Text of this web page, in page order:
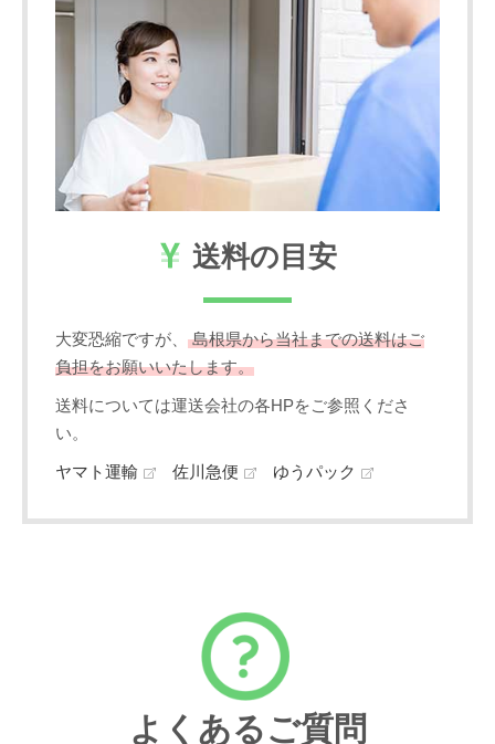
送料の目安
大変恐縮ですが、 島根県から当社までの送料はご
負担をお願いいたします。
送料については運送会社の各HPをご参照くださ
い。
ヤマト運輸 佐川急便 ゆうパック
よくあるご質問